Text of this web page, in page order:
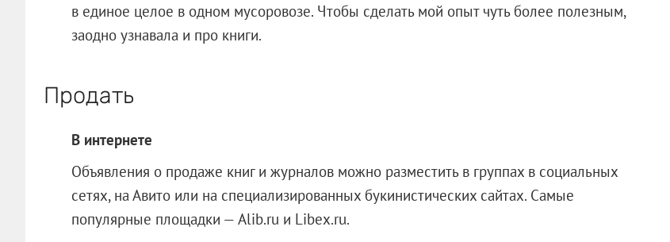
в единое целое в одном мусоровозе. Чтобы сделать мой опыт чуть более полезным,
заодно узнавала и про книги.
Продать
В интернете
Объявления о продаже книг и журналов можно разместить в группах в социальных
сетях, на Авито или на специализированных букинистических сайтах. Самые
популярные площадки — Alib.ru и Libex.ru.